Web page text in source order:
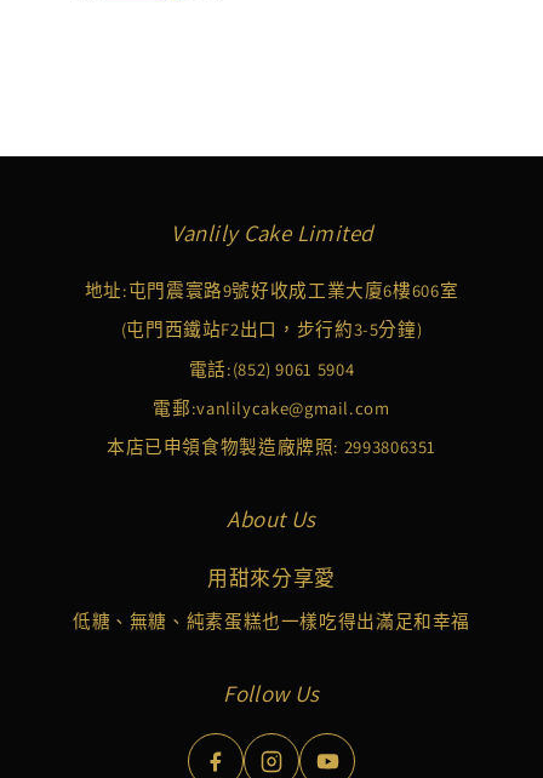
Vanlily Cake Limited
地址:屯門震寰路9號好收成工業大廈6樓606室
(屯門西鐵站F2出口，步行約3-5分鐘)
電話:(852) 9061 5904
電郵:vanlilycake@gmail.com
本店已申領食物製造廠牌照: 2993806351
About Us
用甜來分享愛
低糖、無糖、純素蛋糕也一樣吃得出滿足和幸福
Follow Us